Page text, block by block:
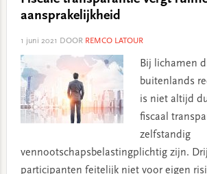
aansprakelijkheid
1 juni 2021 DOOR REMCO LATOUR
Bij lichamen
buitenlands
is niet altijd
fiscaal
zelfstandig
vennootschapsbelastingplichtig zijn.
participanten feitelijk niet voor eigen